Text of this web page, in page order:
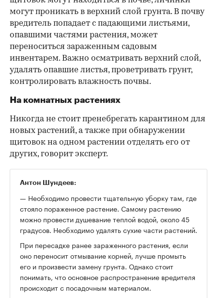
могут проникать в верхний слой грунта. В почву
вредитель попадает с падающими листьями,
опавшими частями растения, может
переноситься зараженным садовым
инвентарем. Важно осматривать верхний слой,
удалять опавшие листья, проветривать грунт,
контролировать влажность почвы.
На комнатных растениях
Никогда не стоит пренебрегать карантином для
новых растений, а также при обнаружении
щитовок на одном растении отделять его от
других, говорит эксперт.
Антон Шундеев:
— Необходимо провести тщательную уборку там, где
стояло пораженное растение. Самому растению
можно провести душевание теплой водой, около 45
градусов. Необходимо удалять сухие части растений.
При пересадке ранее зараженного растения, если
оно переносит отмывание корней, лучше промыть
его и произвести замену грунта. Однако стоит
понимать, что основное распространение вредителя
происходит с посадочным материалом.